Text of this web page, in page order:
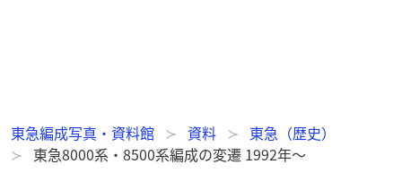
東急編成写真・資料館 資料
東急（歴史）
東急8000系・8500系編成の変遷 1992年～